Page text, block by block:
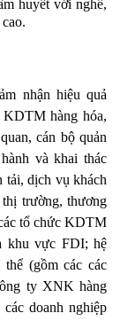
huyết với nghề,
nhận hiệu quả
hàng hóa,
cán bộ quản
và khai thác
tải, dịch vụ khách
trường, thương
tổ chức KDTM
khu vực FDI; hệ
(gồm các các
ty XNK hàng
các doanh nghiệp